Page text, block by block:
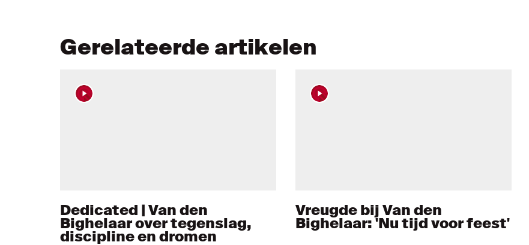
Gerelateerde artikelen
Dedicated | Van den
Bighelaar over tegenslag,
discipline en dromen
Vreugde bij Van den
Bighelaar: 'Nu tijd voor feest'